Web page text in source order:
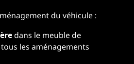
du véhicule :
dans le meuble de
les aménagements